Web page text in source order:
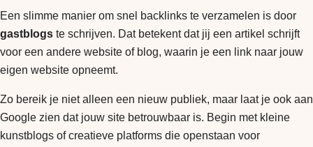
Een slimme manier om snel backlinks te verzamelen is door
gastblogs te schrijven. Dat betekent dat jij een artikel schrijft
voor een andere website of blog, waarin je een link naar jouw
eigen website opneemt.
Zo bereik je niet alleen een nieuw publiek, maar laat je ook aan
Google zien dat jouw site betrouwbaar is. Begin met kleine
kunstblogs of creatieve platforms die openstaan voor